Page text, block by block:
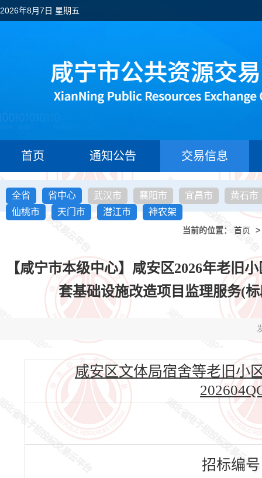
2026年8月7日 星期五
首页 通知公告 交易信息
全省 省中心 武汉市 襄阳市 宜昌市
黄石市
仙桃市
天门市 潜江市 神农架
当前的位置： 首页 >
【咸宁市本级中心】咸安区2026年老旧
套基础设施改造项目监理服务(
咸安区文体局宿舍等老旧小
招标编